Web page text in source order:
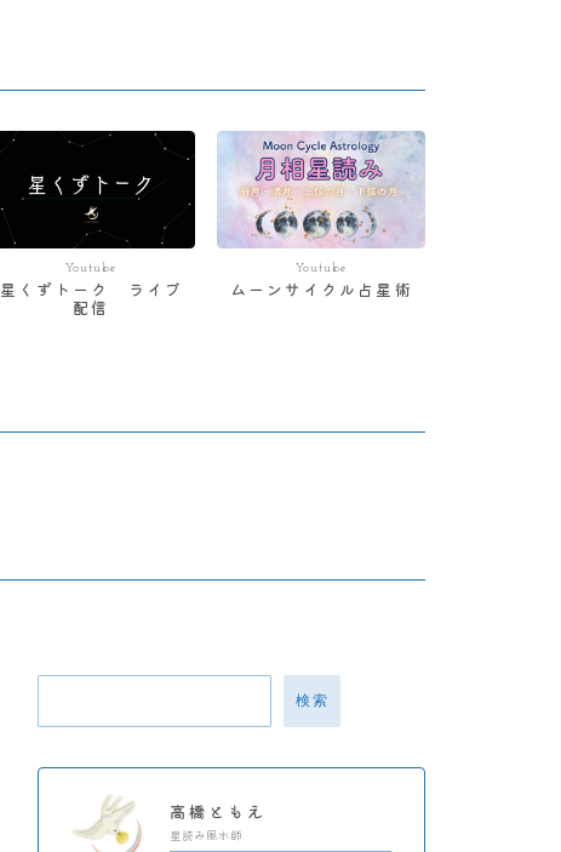
Youtube
星くずトーク ライブ
配信
Youtube
ムーンサイクル占星術
検索
高橋ともえ
星読み風水師